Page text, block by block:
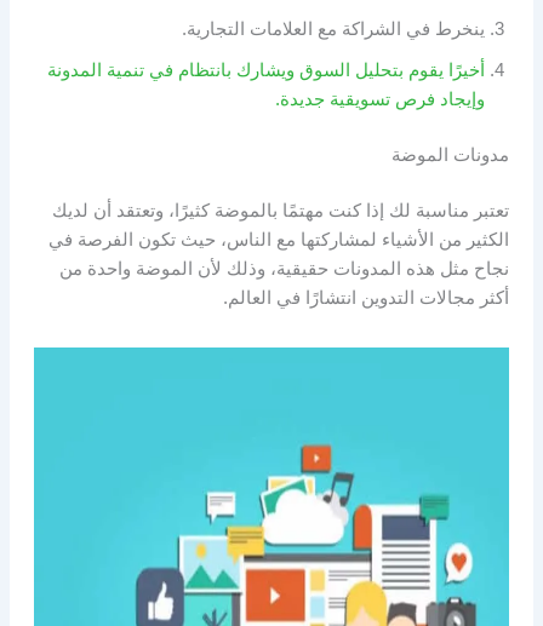
ينخرط في الشراكة مع العلامات التجارية.
أخيرًا يقوم بتحليل السوق ويشارك بانتظام في تنمية المدونة
وإيجاد فرص تسويقية جديدة.
مدونات الموضة
تعتبر مناسبة لك إذا كنت مهتمًا بالموضة كثيرًا، وتعتقد أن لديك
الكثير من الأشياء لمشاركتها مع الناس، حيث تكون الفرصة في
نجاح مثل هذه المدونات حقيقية، وذلك لأن الموضة واحدة من
أكثر مجالات التدوين انتشارًا في العالم.